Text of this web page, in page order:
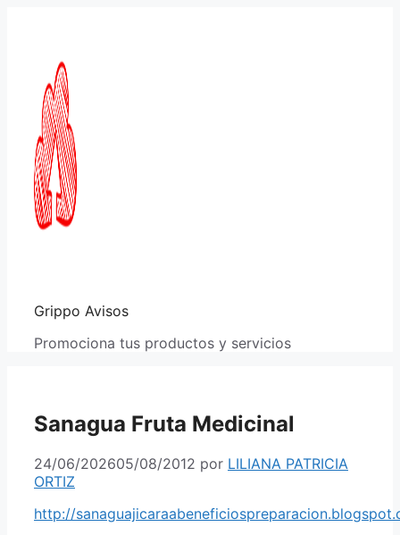
Grippo Avisos
Promociona tus productos y servicios
Sanagua Fruta Medicinal
24/06/202605/08/2012 por LILIANA PATRICIA
ORTIZ
http://